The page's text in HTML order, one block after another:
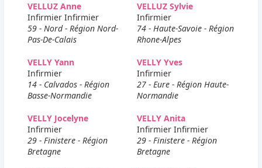
VELLUZ Anne
Infirmier Infirmier
59 - Nord - Région Nord-
Pas-De-Calais
VELLUZ Sylvie
Infirmier
74 - Haute-Savoie - Région
Rhone-Alpes
VELLY Yann
Infirmier
14 - Calvados - Région
Basse-Normandie
VELLY Yves
Infirmier
27 - Eure - Région Haute-
Normandie
VELLY Jocelyne
Infirmier
29 - Finistere - Région
Bretagne
VELLY Anita
Infirmier Infirmier
29 - Finistere - Région
Bretagne